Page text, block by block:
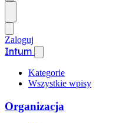
Zaloguj
Intum
Kategorie
Wszystkie wpisy
Organizacja